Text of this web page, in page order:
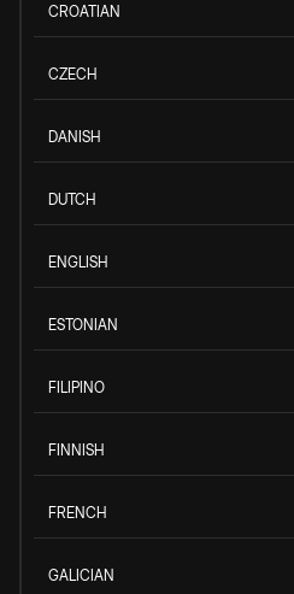
CROATIAN
CZECH
DANISH
DUTCH
ENGLISH
ESTONIAN
FILIPINO
FINNISH
FRENCH
GALICIAN